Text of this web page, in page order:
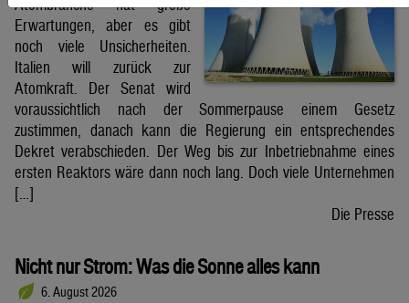
Atombranche hat große
Erwartungen, aber es gibt
noch viele Unsicherheiten.
Italien will zurück zur
Atomkraft. Der Senat wird
voraussichtlich nach der Sommerpause einem Gesetz
zustimmen, danach kann die Regierung ein entsprechendes
Dekret verabschieden. Der Weg bis zur Inbetriebnahme eines
ersten Reaktors wäre dann noch lang. Doch viele Unternehmen
[…]
Die Presse
Nicht nur Strom: Was die Sonne alles kann
6. August 2026